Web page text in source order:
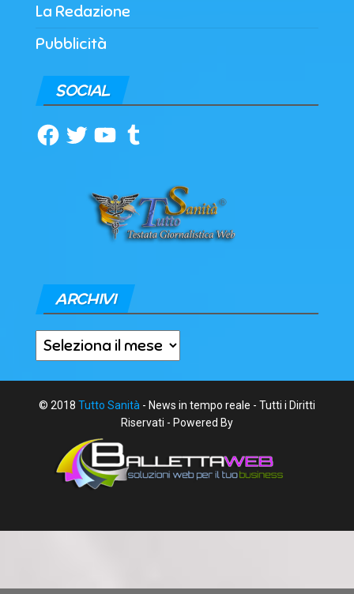
La Redazione
Pubblicità
SOCIAL
Facebook
TwitterYouTubeTumblr
ARCHIVI
Archivi
© 2018 Tutto Sanità - News in tempo reale - Tutti i Diritti
Riservati - Powered By